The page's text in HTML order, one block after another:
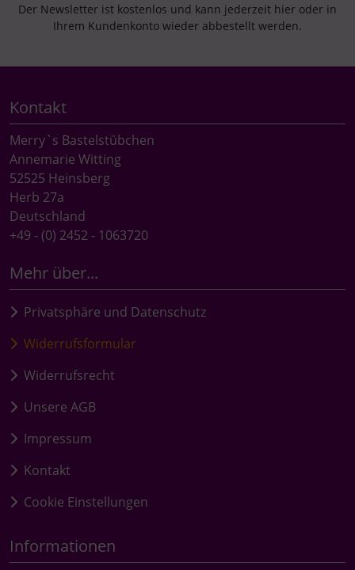
Der Newsletter ist kostenlos und kann jederzeit hier oder in
Ihrem Kundenkonto wieder abbestellt werden.
Kontakt
Merry`s Bastelstübchen
Annemarie Witting
52525 Heinsberg
Herb 27a
Deutschland
+49 - (0) 2452 - 1063720
Mehr über...
Privatsphäre und Datenschutz
Widerrufsformular
Widerrufsrecht
Unsere AGB
Impressum
Kontakt
Cookie Einstellungen
Informationen